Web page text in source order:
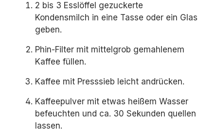
2 bis 3 Esslöffel gezuckerte
Kondensmilch in eine Tasse oder ein Glas
geben.
Phin-Filter mit mittelgrob gemahlenem
Kaffee füllen.
Kaffee mit Presssieb leicht andrücken.
Kaffeepulver mit etwas heißem Wasser
befeuchten und ca. 30 Sekunden quellen
lassen.